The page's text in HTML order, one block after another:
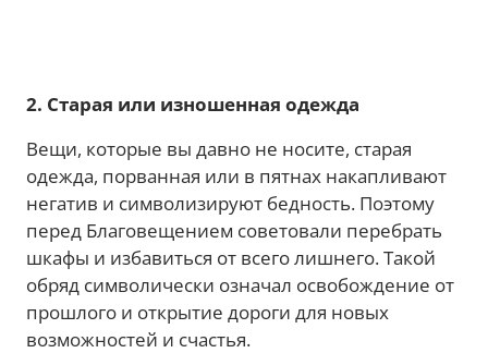
2. Старая или изношенная одежда
Вещи, которые вы давно не носите, старая
одежда, порванная или в пятнах накапливают
негатив и символизируют бедность. Поэтому
перед Благовещением советовали перебрать
шкафы и избавиться от всего лишнего. Такой
обряд символически означал освобождение от
прошлого и открытие дороги для новых
возможностей и счастья.